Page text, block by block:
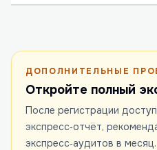
ДОПОЛНИТЕЛЬНЫЕ
Откройте полный
После регистрации
экспресс‑отчёт,
экспресс‑аудитов в месяц.